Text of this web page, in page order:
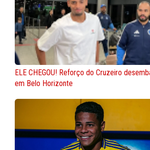
ELE CHEGOU! Reforço do Cruzeiro
em Belo Horizonte